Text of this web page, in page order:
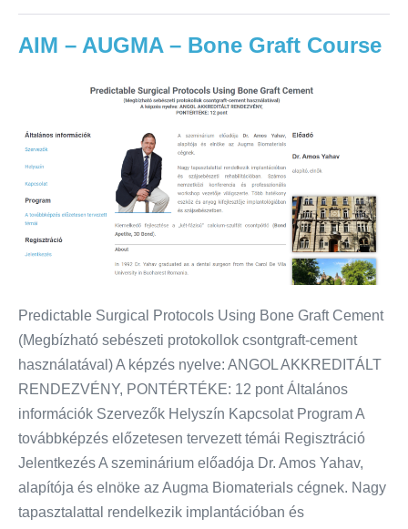
AIM – AUGMA – Bone Graft Course
Predictable Surgical Protocols Using Bone Graft Cement
(Megbízható sebészeti protokollok csontgraft-cement
használatával) A képzés nyelve: ANGOL AKKREDITÁLT
RENDEZVÉNY, PONTÉRTÉKE: 12 pont Általános
információk Szervezők Helyszín Kapcsolat Program A
továbbképzés előzetesen tervezett témái Regisztráció
Jelentkezés A szeminárium előadója Dr. Amos Yahav,
alapítója és elnöke az Augma Biomaterials cégnek. Nagy
tapasztalattal rendelkezik implantációban és